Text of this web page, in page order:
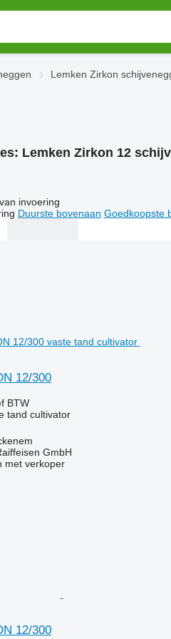
Lemken Zirkon
Lemken Zirkon 12
invoering
Duurste bovenaan Goedkoopste
12/300
BTW
tand cultivator
GmbH
met verkoper
12/300